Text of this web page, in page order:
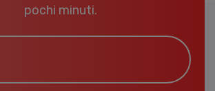
pochi minuti.